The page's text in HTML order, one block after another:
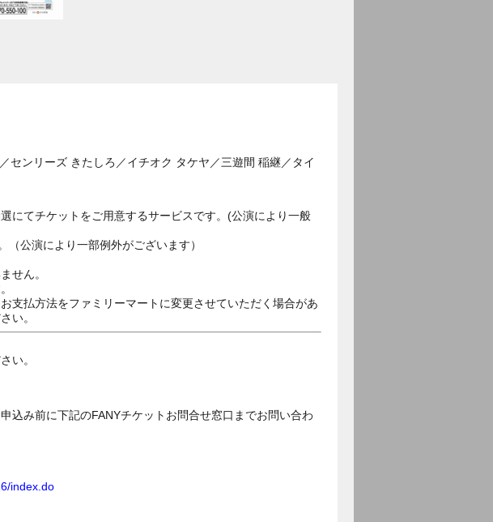
センリーズ きたしろ／イチオク タケヤ／三遊間 稲継／タイ
にてチケットをご用意するサービスです。(公演により一般
（公演により一部例外がございます）
せん。
支払方法をファミリーマートに変更させていただく場合があ
い。
い。
込み前に下記のFANYチケットお問合せ窓口までお問い合わ
index.do